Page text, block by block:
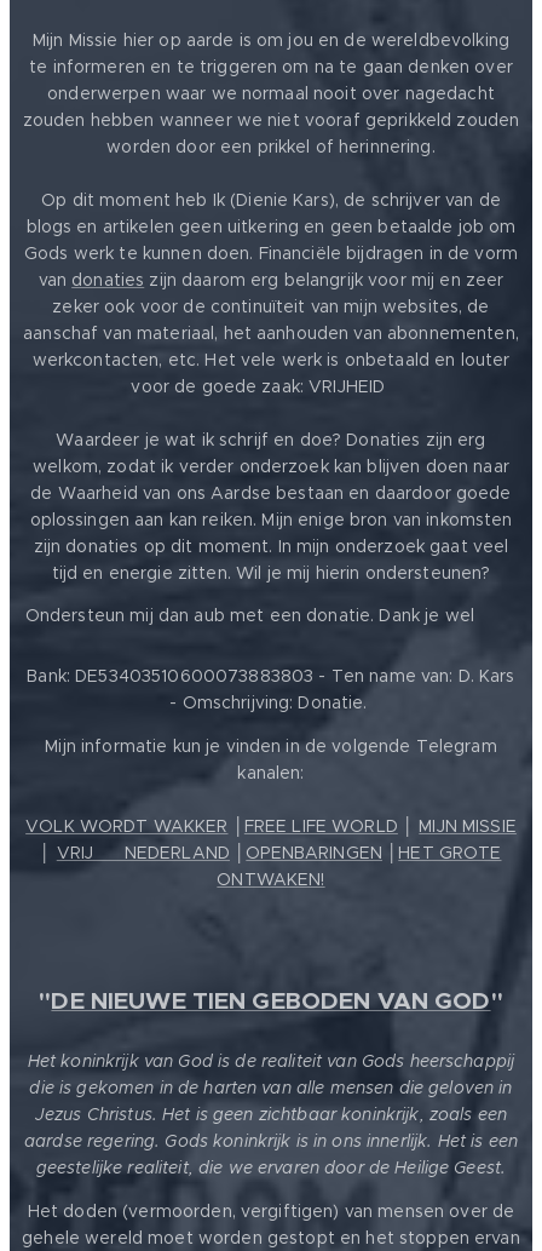
Mijn Missie hier op aarde is om jou en de wereldbevolking
te informeren en te triggeren om na te gaan denken over
onderwerpen waar we normaal nooit over nagedacht
zouden hebben wanneer we niet vooraf geprikkeld zouden
worden door een prikkel of herinnering.
Op dit moment heb Ik (Dienie Kars), de schrijver van de
blogs en artikelen geen uitkering en geen betaalde job om
Gods werk te kunnen doen. Financiële bijdragen in de vorm
van donaties zijn daarom erg belangrijk voor mij en zeer
zeker ook voor de continuïteit van mijn websites, de
aanschaf van materiaal, het aanhouden van abonnementen,
werkcontacten, etc. Het vele werk is onbetaald en louter
voor de goede zaak: VRIJHEID ❤️
Waardeer je wat ik schrijf en doe? Donaties zijn erg
welkom, zodat ik verder onderzoek kan blijven doen naar
de Waarheid van ons Aardse bestaan en daardoor goede
oplossingen aan kan reiken. Mijn enige bron van inkomsten
zijn donaties op dit moment. In mijn onderzoek gaat veel
tijd en energie zitten. Wil je mij hierin ondersteunen?
Ondersteun mij dan aub met een donatie. Dank je wel
Bank: DE53403510600073883803 - Ten name van: D. Kars
- Omschrijving: Donatie.
Mijn informatie kun je vinden in de volgende Telegram
kanalen:
VOLK WORDT WAKKER FREE LIFE WORLD
MIJN MISSIE
VRIJ ❤️ NEDERLAND OPENBARINGEN
HET GROTE
ONTWAKEN!
"DE NIEUWE TIEN GEBODEN VAN GOD"
Het koninkrijk van God is de realiteit van Gods heerschappij
die is gekomen in de harten van alle mensen die geloven in
Jezus Christus. Het is geen zichtbaar koninkrijk, zoals een
aardse regering. Gods koninkrijk is in ons innerlijk. Het is een
geestelijke realiteit, die we ervaren door de Heilige Geest.
Het doden (vermoorden, vergiftigen) van mensen over de
gehele wereld moet worden gestopt en het stoppen ervan